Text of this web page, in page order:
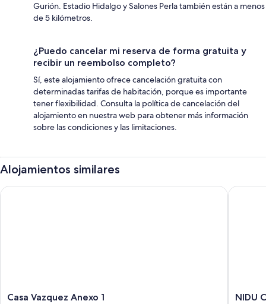
Gurión. Estadio Hidalgo y Salones Perla también están a menos
de 5 kilómetros.
¿Puedo cancelar mi reserva de forma gratuita y
recibir un reembolso completo?
Sí, este alojamiento ofrece cancelación gratuita con
determinadas tarifas de habitación, porque es importante
tener flexibilidad. Consulta la política de cancelación del
alojamiento en nuestra web para obtener más información
sobre las condiciones y las limitaciones.
Alojamientos similares
Casa
Casa Vazquez Anexo 1
Casa Vazquez Anexo 1
NIDU
NIDU
NIDU